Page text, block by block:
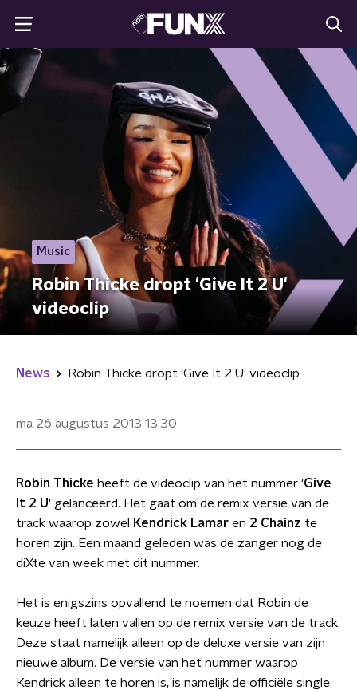
Music
Robin Thicke dropt 'Give It 2 U'
videoclip
News Robin Thicke dropt 'Give It 2 U' videoclip
ma 26 augustus 2013 13:30
Robin Thicke heeft de videoclip van het nummer 'Give
It 2 U' gelanceerd. Het gaat om de remix versie van de
track waarop zowel Kendrick Lamar en 2 Chainz te
horen zijn. Een maand geleden was de zanger nog de
diXte van week met dit nummer.
Het is enigszins opvallend te noemen dat Robin de
keuze heeft laten vallen op de remix versie van de track.
Deze staat namelijk alleen op de deluxe versie van zijn
nieuwe album. De versie van het nummer waarop
Kendrick alleen te horen is, is namelijk de officiële single.